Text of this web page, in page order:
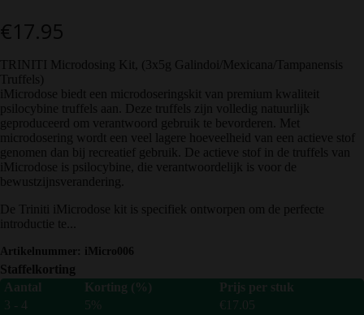
€17.95
TRINITI Microdosing Kit, (3x5g Galindoi/Mexicana/Tampanensis
Truffels)
iMicrodose biedt een microdoseringskit van premium kwaliteit
psilocybine truffels aan. Deze truffels zijn volledig natuurlijk
geproduceerd om verantwoord gebruik te bevorderen. Met
microdosering wordt een veel lagere hoeveelheid van een actieve stof
genomen dan bij recreatief gebruik. De actieve stof in de truffels van
iMicrodose is psilocybine, die verantwoordelijk is voor de
bewustzijnsverandering.
De Triniti iMicrodose kit is specifiek ontworpen om de perfecte
introductie te...
Artikelnummer: iMicro006
Staffelkorting
Aantal
Korting (%)
Prijs per stuk
3 - 4
5% € 17.05